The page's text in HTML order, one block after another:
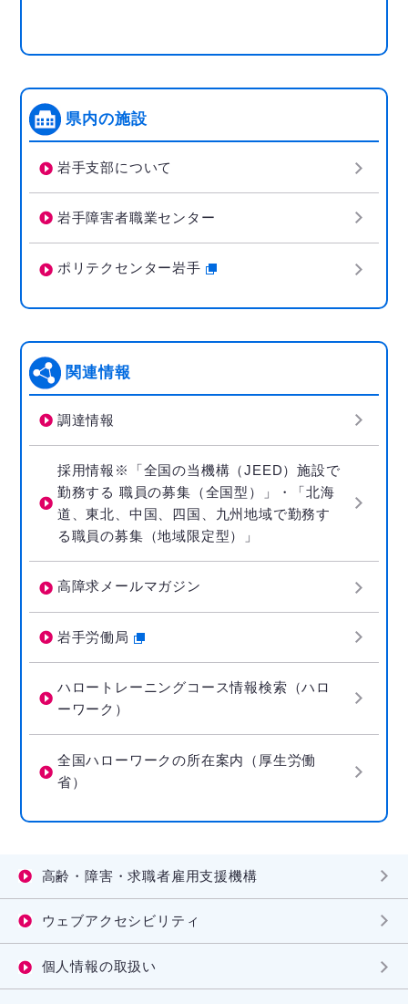
県内の施設
岩手支部について
岩手障害者職業センター
ポリテクセンター岩手
関連情報
調達情報
採用情報※「全国の当機構（JEED）施設で
勤務する 職員の募集（全国型）」・「北海
道、東北、中国、四国、九州地域で勤務す
る職員の募集（地域限定型）」
高障求メールマガジン
岩手労働局
ハロートレーニングコース情報検索（ハロ
ーワーク）
全国ハローワークの所在案内（厚生労働
省）
高齢・障害・求職者雇用支援機構
ウェブアクセシビリティ
個人情報の取扱い